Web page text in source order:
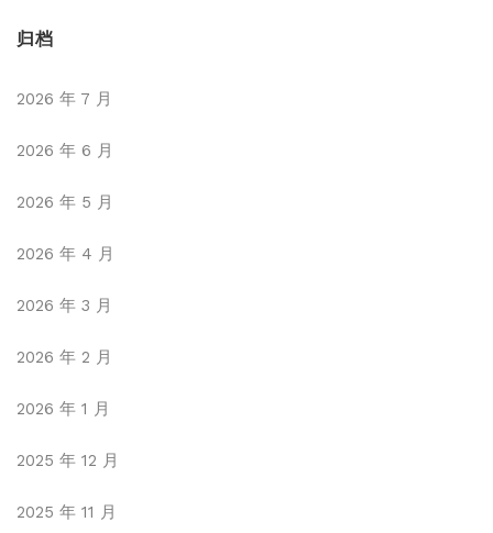
归档
2026 年 7 月
2026 年 6 月
2026 年 5 月
2026 年 4 月
2026 年 3 月
2026 年 2 月
2026 年 1 月
2025 年 12 月
2025 年 11 月